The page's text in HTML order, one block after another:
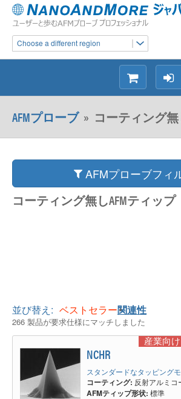
Choose a different region
ロ
グ
イ
ン
シ
ョ
ッ
グ
AFMプローブ» コーティング無
AFMプローブフィ
コーティング無しAFMティップ
並び替え: ベストセラー関連性
266 製品が要求仕様にマッチしました
産業向
NCHR
スタンダードなタッピング
コーティング: 反射アルミコ
AFMティップ形状: 標準